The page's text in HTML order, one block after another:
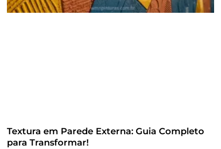
Textura em Parede Externa: Guia Completo
para Transformar!